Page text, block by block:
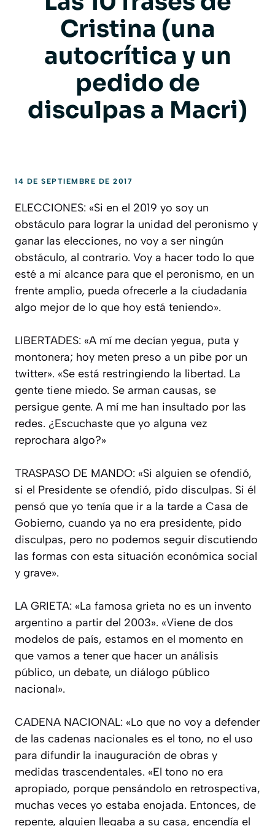
Cristina (una
autocrítica y un
pedido de
disculpas a Macri)
14 DE SEPTIEMBRE DE 2017
ELECCIONES: «Si en el 2019 yo soy un
obstáculo para lograr la unidad del peronismo y
ganar las elecciones, no voy a ser ningún
obstáculo, al contrario. Voy a hacer todo lo que
esté a mi alcance para que el peronismo, en un
frente amplio, pueda ofrecerle a la ciudadanía
algo mejor de lo que hoy está teniendo».
LIBERTADES: «A mí me decían yegua, puta y
montonera; hoy meten preso a un pibe por un
twitter». «Se está restringiendo la libertad. La
gente tiene miedo. Se arman causas, se
persigue gente. A mí me han insultado por las
redes. ¿Escuchaste que yo alguna vez
reprochara algo?»
TRASPASO DE MANDO: «Si alguien se ofendió,
si el Presidente se ofendió, pido disculpas. Si él
pensó que yo tenía que ir a la tarde a Casa de
Gobierno, cuando ya no era presidente, pido
disculpas, pero no podemos seguir discutiendo
las formas con esta situación económica social
y grave».
LA GRIETA: «La famosa grieta no es un invento
argentino a partir del 2003». «Viene de dos
modelos de país, estamos en el momento en
que vamos a tener que hacer un análisis
público, un debate, un diálogo público
nacional».
CADENA NACIONAL: «Lo que no voy a defender
de las cadenas nacionales es el tono, no el uso
para difundir la inauguración de obras y
medidas trascendentales. «El tono no era
apropiado, porque pensándolo en retrospectiva,
muchas veces yo estaba enojada. Entonces, de
repente, alguien llegaba a su casa, encendía el